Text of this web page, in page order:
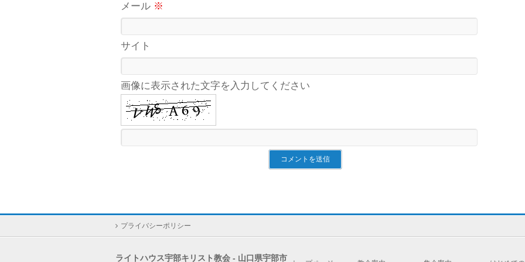
メール ※
サイト
画像に表示された文字を入力してください
プライバシーポリシー
ライトハウス宇部キリスト教会 - 山口県宇部市